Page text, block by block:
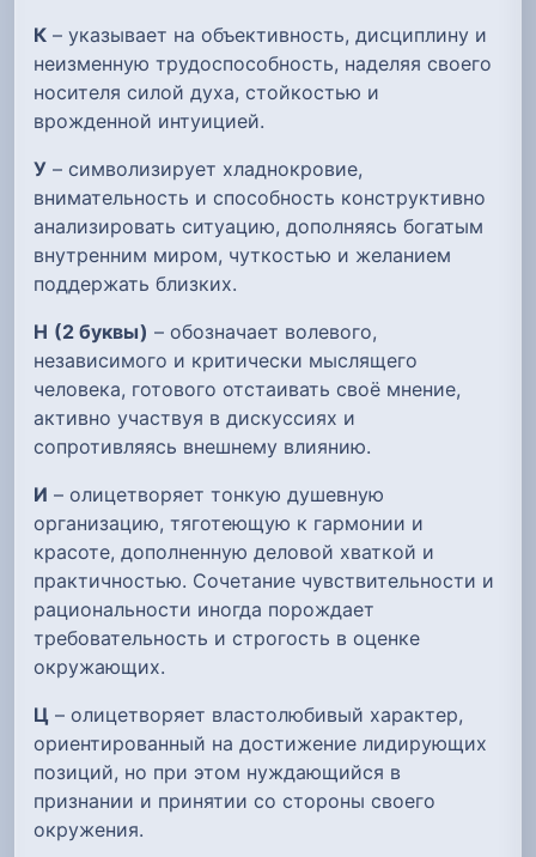
К – указывает на объективность, дисциплину и
неизменную трудоспособность, наделяя своего
носителя силой духа, стойкостью и
врожденной интуицией.
У – символизирует хладнокровие,
внимательность и способность конструктивно
анализировать ситуацию, дополняясь богатым
внутренним миром, чуткостью и желанием
поддержать близких.
Н (2 буквы) – обозначает волевого,
независимого и критически мыслящего
человека, готового отстаивать своё мнение,
активно участвуя в дискуссиях и
сопротивляясь внешнему влиянию.
И – олицетворяет тонкую душевную
организацию, тяготеющую к гармонии и
красоте, дополненную деловой хваткой и
практичностью. Сочетание чувствительности и
рациональности иногда порождает
требовательность и строгость в оценке
окружающих.
Ц – олицетворяет властолюбивый характер,
ориентированный на достижение лидирующих
позиций, но при этом нуждающийся в
признании и принятии со стороны своего
окружения.